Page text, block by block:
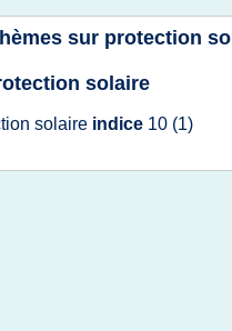
sur protection
solaire
solaire indice 10 (1)